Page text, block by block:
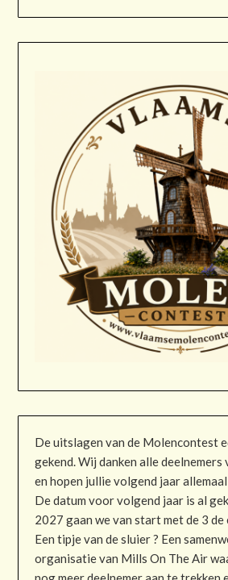
De uitslagen van de Molencontest
gekend. Wij danken alle deelnemers
en hopen jullie volgend jaar
De datum voor volgend jaar is al
2027 gaan we van start met de 3 de
Een tipje van de sluier ? Een
organisatie van Mills On The Air